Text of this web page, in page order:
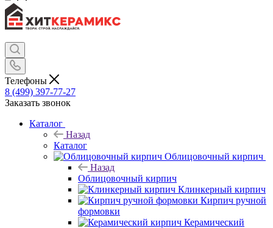
Телефоны
8 (499) 397-77-27
Заказать звонок
Каталог
Назад
Каталог
Облицовочный кирпич
Назад
Облицовочный кирпич
Клинкерный кирпич
Кирпич ручной
формовки
Керамический